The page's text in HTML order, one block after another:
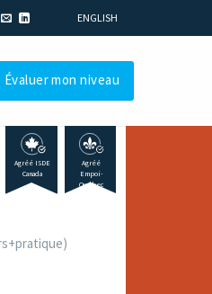
ENGLISH
Évaluer mon niveau
Agréé ISDE
Canada
Agréé
Empoi-
Québec